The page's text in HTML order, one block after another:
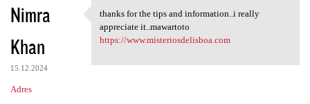
Nimra
Khan
15.12.2024
Adres
thanks for the tips and
thanks for the tips and information..i really
appreciate it..mawartoto
https://www.misteriosdelisboa.com